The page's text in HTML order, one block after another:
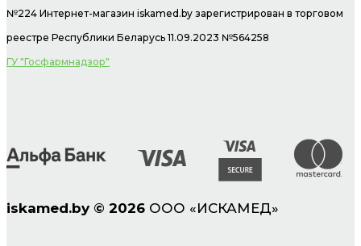
№224 Интернет-магазин iskamed.by зарегистрирован в торговом
реестре Республики Беларусь 11.09.2023 №564258
ГУ "Госфармнадзор"
iskamed.by © 2026 ООО «ИСКАМЕД»